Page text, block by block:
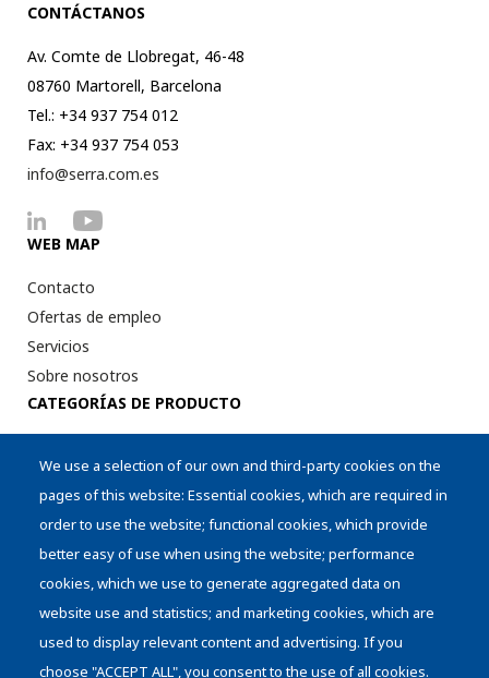
CONTÁCTANOS
Av. Comte de Llobregat, 46-48
08760 Martorell, Barcelona
Tel.: +34 937 754 012
Fax: +34 937 754 053
info@serra.com.es
WEB MAP
Contacto
Ofertas de empleo
Servicios
Sobre nosotros
CATEGORÍAS DE PRODUCTO
Sistemas de Intra-logística
Otros Equipos
Cilindros Troquelado Rotativo
Almacenaje de Troqueles y Clichés
Manipulación de Troqueles
We use a selection of our own and third-party cookies on the
pages of this website: Essential cookies, which are required in
order to use the website; functional cookies, which provide
better easy of use when using the website; performance
cookies, which we use to generate aggregated data on
website use and statistics; and marketing cookies, which are
used to display relevant content and advertising. If you
choose "ACCEPT ALL", you consent to the use of all cookies.